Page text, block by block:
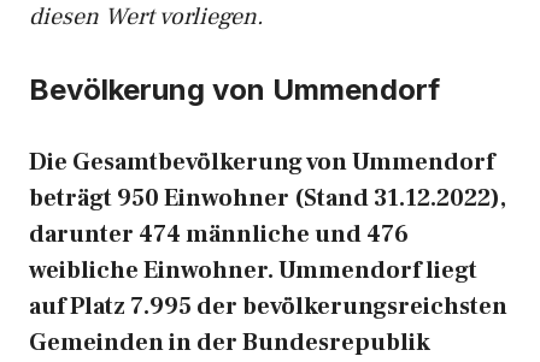
diesen Wert vorliegen.
Bevölkerung von Ummendorf
Die Gesamtbevölkerung von Ummendorf
beträgt 950 Einwohner (Stand 31.12.2022),
darunter 474 männliche und 476
weibliche Einwohner. Ummendorf liegt
auf Platz 7.995 der bevölkerungsreichsten
Gemeinden in der Bundesrepublik